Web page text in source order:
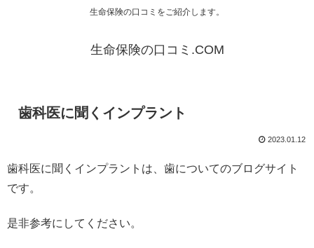
生命保険の口コミをご紹介します。
生命保険の口コミ.COM
歯科医に聞くインプラント
2023.01.12
歯科医に聞くインプラントは、歯についてのブログサイト
です。
是非参考にしてください。